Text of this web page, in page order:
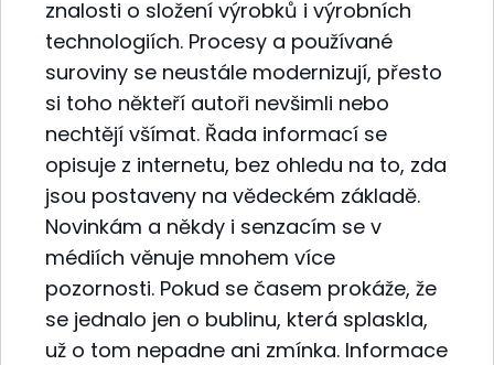
znalosti o složení výrobků i výrobních
technologiích. Procesy a používané
suroviny se neustále modernizují, přesto
si toho někteří autoři nevšimli nebo
nechtějí všímat. Řada informací se
opisuje z internetu, bez ohledu na to, zda
jsou postaveny na vědeckém základě.
Novinkám a někdy i senzacím se v
médiích věnuje mnohem více
pozornosti. Pokud se časem prokáže, že
se jednalo jen o bublinu, která splaskla,
už o tom nepadne ani zmínka. Informace